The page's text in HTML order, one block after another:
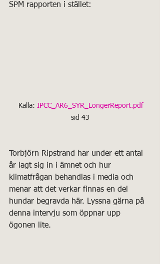
SPM rapporten i stället:
Källa: IPCC_AR6_SYR_LongerReport.pdf
sid 43
Torbjörn Ripstrand har under ett antal
år lagt sig in i ämnet och hur
klimatfrågan behandlas i media och
menar att det verkar finnas en del
hundar begravda här. Lyssna gärna på
denna intervju som öppnar upp
ögonen lite.